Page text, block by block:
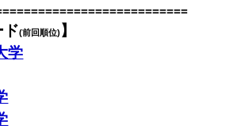
ド(前回順位) 】
学